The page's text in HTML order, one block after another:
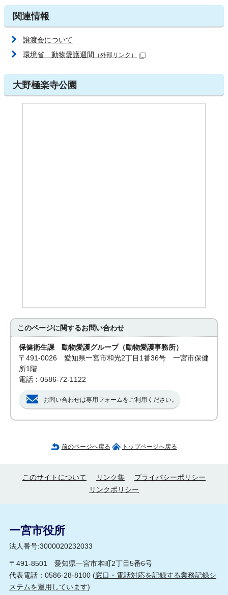
関連情報
譲渡会について
環境省 動物愛護週間
（外部リンク）
大野極楽寺公園
このページに関するお問い合わせ
保健衛生課 動物愛護グループ（動物愛護事務所）
〒491-0026 愛知県一宮市和光2丁目1番36号 一宮市保健
所1階
電話：0586-72-1122
お問い合わせは専用フォームをご利用ください。
前のページへ戻る トップページへ戻る
このサイトについて リンク集
プライバシーポリシー
リンクポリシー
一宮市役所
法人番号:3000020232033
〒491-8501 愛知県一宮市本町2丁目5番6号
代表電話：0586-28-8100 (窓口・電話対応を記録する業務記録シ
ステムを運用しています)